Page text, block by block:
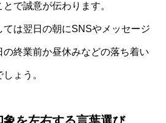
で誠意が伝わります。
ては翌日の朝にSNSやメッセージ
終業前か昼休みなどの落ち着い
ょう。